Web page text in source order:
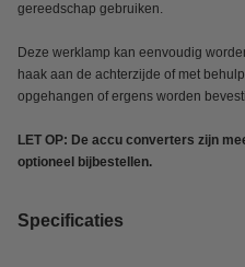
gereedschap gebruiken.
Deze werklamp kan eenvoudig
haak aan de achterzijde of met
opgehangen of ergens worden
LET OP: De accu converters zijn
optioneel bijbestellen.
Specificaties